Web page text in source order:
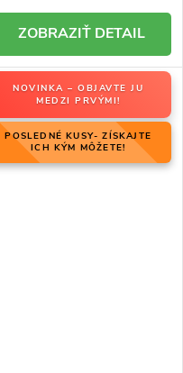
DETAIL
NOVINKA – OBJAVTE JU
MEDZI PRVÝMI!
POSLEDNÉ KUSY- ZÍSKAJTE
ICH KÝM MÔŽETE!